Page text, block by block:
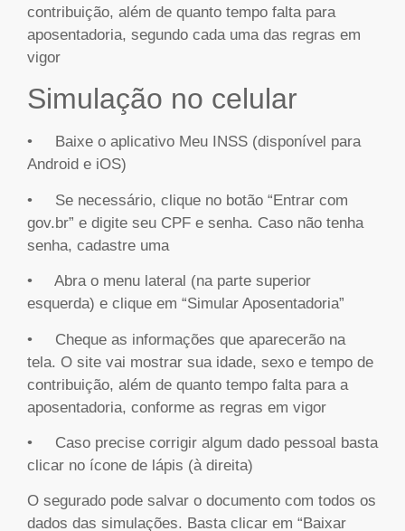
contribuição, além de quanto tempo falta para
aposentadoria, segundo cada uma das regras em
vigor
Simulação no celular
• Baixe o aplicativo Meu INSS (disponível para
Android e iOS)
• Se necessário, clique no botão “Entrar com
gov.br” e digite seu CPF e senha. Caso não tenha
senha, cadastre uma
• Abra o menu lateral (na parte superior
esquerda) e clique em “Simular Aposentadoria”
• Cheque as informações que aparecerão na
tela. O site vai mostrar sua idade, sexo e tempo de
contribuição, além de quanto tempo falta para a
aposentadoria, conforme as regras em vigor
• Caso precise corrigir algum dado pessoal basta
clicar no ícone de lápis (à direita)
O segurado pode salvar o documento com todos os
dados das simulações. Basta clicar em “Baixar